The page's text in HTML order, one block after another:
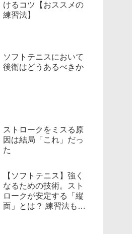
けるコツ【おススメの
練習法】
ソフトテニスにおいて
後衛はどうあるべきか
ストロークをミスる原
因は結局「これ」だっ
た
【ソフトテニス】強く
なるための技術。スト
ロークが安定する「縦
面」とは？ 練習法も紹